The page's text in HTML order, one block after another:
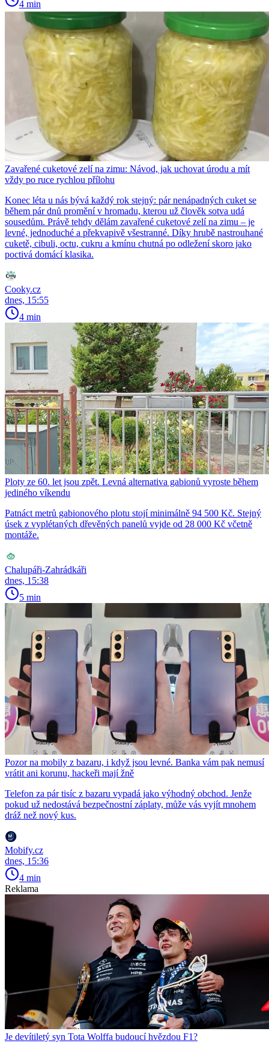
4 min
Zavařené cuketové zelí na zimu: Návod, jak uchovat úrodu a mít
vždy po ruce rychlou přílohu
Konec léta u nás bývá každý rok stejný: pár nenápadných cuket se
během pár dnů promění v hromadu, kterou už člověk sotva udá
sousedům. Právě tehdy dělám zavařené cuketové zelí na zimu – je
levné, jednoduché a překvapivě všestranné. Díky hrubě nastrouhané
cuketě, cibuli, octu, cukru a kmínu chutná po odležení skoro jako
poctivá domácí klasika.
Cooky.cz
dnes, 15:55
4 min
Ploty ze 60. let jsou zpět. Levná alternativa gabionů vyroste během
jediného víkendu
Patnáct metrů gabionového plotu stojí minimálně 94 500 Kč. Stejný
úsek z vyplétaných dřevěných panelů vyjde od 28 000 Kč včetně
montáže.
Chalupáři-Zahrádkáři
dnes, 15:38
5 min
Pozor na mobily z bazaru, i když jsou levné. Banka vám pak nemusí
vrátit ani korunu, hackeři mají žně
Telefon za pár tisíc z bazaru vypadá jako výhodný obchod. Jenže
pokud už nedostává bezpečnostní záplaty, může vás vyjít mnohem
dráž než nový kus.
Mobify.cz
dnes, 15:36
4 min
Reklama
Je devítiletý syn Tota Wolffa budoucí hvězdou F1?